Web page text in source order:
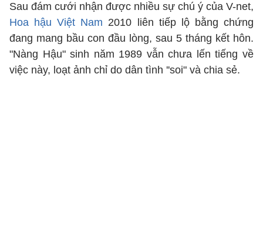
Sau đám cưới nhận được nhiều sự chú ý của V-net,
Hoa hậu Việt Nam 2010 liên tiếp lộ bằng chứng
đang mang bầu con đầu lòng, sau 5 tháng kết hôn.
"Nàng Hậu" sinh năm 1989 vẫn chưa lến tiếng về
việc này, loạt ảnh chỉ do dân tình ''soi" và chia sẻ.